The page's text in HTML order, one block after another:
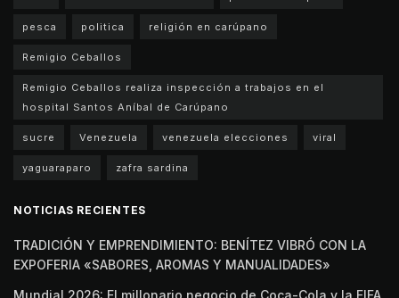
pesca politica religión en carúpano
Remigio Ceballos
Remigio Ceballos realiza inspección a trabajos en el
hospital Santos Aníbal de Carúpano
sucre Venezuela venezuela elecciones viral
yaguaraparo zafra sardina
NOTICIAS RECIENTES
TRADICIÓN Y EMPRENDIMIENTO: BENÍTEZ VIBRÓ CON LA
EXPOFERIA «SABORES, AROMAS Y MANUALIDADES»
Mundial 2026: El millonario negocio de Coca-Cola y la FIFA